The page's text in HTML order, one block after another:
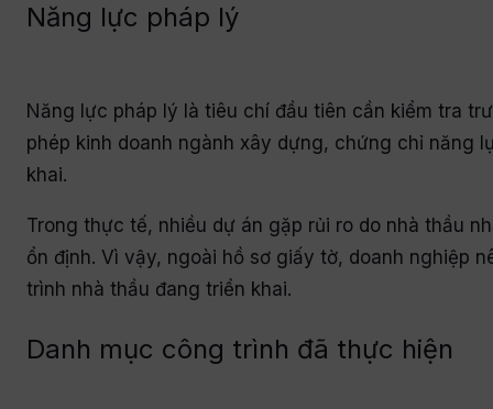
Năng lực pháp lý
Năng lực pháp lý là tiêu chí đầu tiên cần kiểm tra
phép kinh doanh ngành xây dựng, chứng chỉ năng
khai.
Trong thực tế, nhiều dự án gặp rủi ro do nhà thầu
ổn định. Vì vậy, ngoài hồ sơ giấy tờ, doanh nghiệp
trình nhà thầu đang triển khai.
Danh mục công trình đã thực hiện